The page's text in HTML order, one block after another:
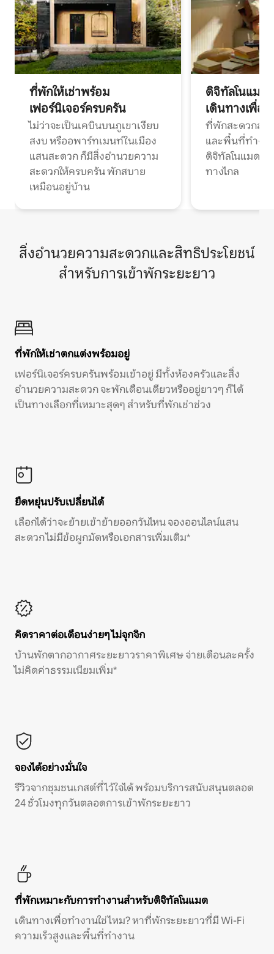
ที่พักให้เช่าพร้อม
เฟอร์นิเจอร์ครบครัน
ไม่ว่าจะเป็นเคบินบนภูเขาเงียบ
สงบ หรืออพาร์ทเมนท์ในเมือง
แสนสะดวก ก็มีสิ่งอำนวยความ
สะดวกให้ครบครัน พักสบาย
เหมือนอยู่บ้าน
ดิจิทัลโนแมด
เดินทางเพื่อ
ที่พักสะดวกสบ
และพื้นที่ทำงา
ดิจิทัลโนแมดแ
ทางไกล
สิ่งอำนวยความสะดวกและสิทธิประโยชน์
สำหรับการเข้าพักระยะยาว
ที่พักให้เช่าตกแต่งพร้อมอยู่
เฟอร์นิเจอร์ครบครันพร้อมเข้าอยู่ มีทั้งห้องครัวและสิ่ง
อำนวยความสะดวก จะพักเดือนเดียวหรืออยู่ยาวๆ ก็ได้
เป็นทางเลือกที่เหมาะสุดๆ สำหรับที่พักเช่าช่วง
ยืดหยุ่นปรับเปลี่ยนได้
เลือกได้ว่าจะย้ายเข้าย้ายออกวันไหน จองออนไลน์แสน
สะดวก ไม่มีข้อผูกมัดหรือเอกสารเพิ่มเติม*
คิดราคาต่อเดือนง่ายๆ ไม่จุกจิก
บ้านพักตากอากาศระยะยาวราคาพิเศษ จ่ายเดือนละครั้ง
ไม่คิดค่าธรรมเนียมเพิ่ม*
จองได้อย่างมั่นใจ
รีวิวจากชุมชนเกสต์ที่ไว้ใจได้ พร้อมบริการสนับสนุนตลอด
24 ชั่วโมงทุกวันตลอดการเข้าพักระยะยาว
ที่พักเหมาะกับการทำงานสำหรับดิจิทัลโนแมด
เดินทางเพื่อทำงานใช่ไหม? หาที่พักระยะยาวที่มี Wi-Fi
ความเร็วสูงและพื้นที่ทำงาน